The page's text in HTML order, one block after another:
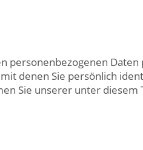
personenbezogenen Daten
denen Sie persönlich
Sie unserer unter diesem